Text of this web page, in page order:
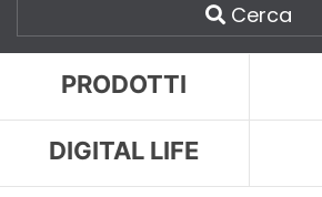
Cerca
PRODOTTI
DIGITAL LIFE